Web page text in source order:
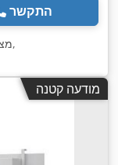
התקשר
,
מודעה קטנה